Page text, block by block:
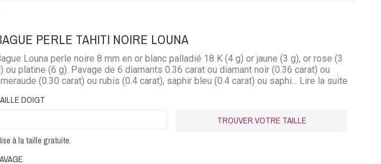
PERLE TAHITI NOIRE LOUNA
Louna perle noire 8 mm en or blanc palladié 18 K (4 g) or jaune (3 g), or rose (3
ou platine (6 g). Pavage de 6 diamants 0.36 carat ou diamant noir (0.36 carat) ou
(0.30 carat) ou rubis (0.4 carat), saphir bleu (0.4 carat) ou saphir rose (0.4
... Lire la suite
DOIGT
à la taille gratuite.
TROUVER VOTRE TAILLE